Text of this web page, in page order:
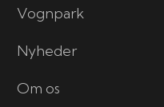
Vognpark
Nyheder
Om os